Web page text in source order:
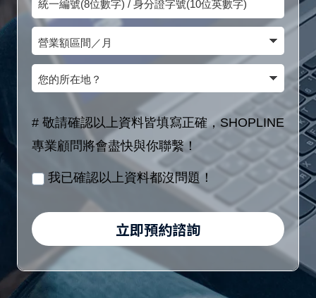
/
品
牌
名
一
編
號
(8
/
分
字
營
業
額
間
／
月
您
的
所
在
# 敬請確認以上資料皆填寫正確，SHOPLINE
專業顧問將會盡快與你聯繫！
我已確認以上資料都沒問題！
立即預約諮詢